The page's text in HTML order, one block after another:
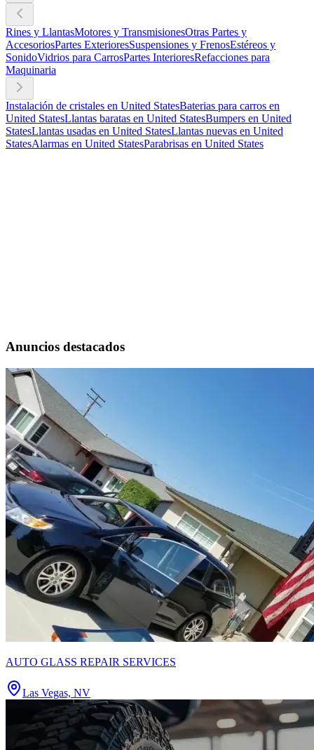
Rines y LlantasMotores y TransmisionesOtras Partes y
AccesoriosPartes ExterioresSuspensiones y FrenosEstéreos y
SonidoVidrios para CarrosPartes InterioresRefacciones para
Maquinaria
Instalación de cristales en United StatesBaterias para carros en
United StatesLlantas baratas en United StatesBumpers en United
StatesLlantas usadas en United StatesLlantas nuevas en United
StatesAlarmas en United StatesParabrisas en United States
Anuncios destacados
AUTO GLASS REPAIR SERVICES
Las Vegas, NV